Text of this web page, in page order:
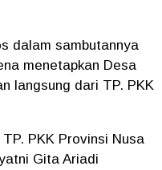
dalam sambutannya
menetapkan Desa
langsung dari TP. PKK
PKK Provinsi Nusa
Gita Ariadi